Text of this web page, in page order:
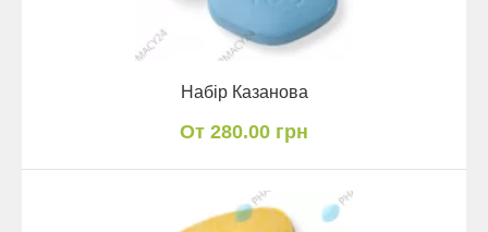
Набір Казанова
От 280.00 грн